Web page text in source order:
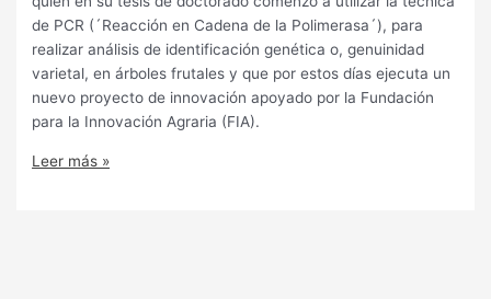
de PCR (´Reacción en Cadena de la Polimerasa´), para
realizar análisis de identificación genética o, genuinidad
varietal, en árboles frutales y que por estos días ejecuta un
nuevo proyecto de innovación apoyado por la Fundación
para la Innovación Agraria (FIA).
Leer más »